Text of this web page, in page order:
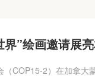
”绘画邀请展亮
2）在加拿大